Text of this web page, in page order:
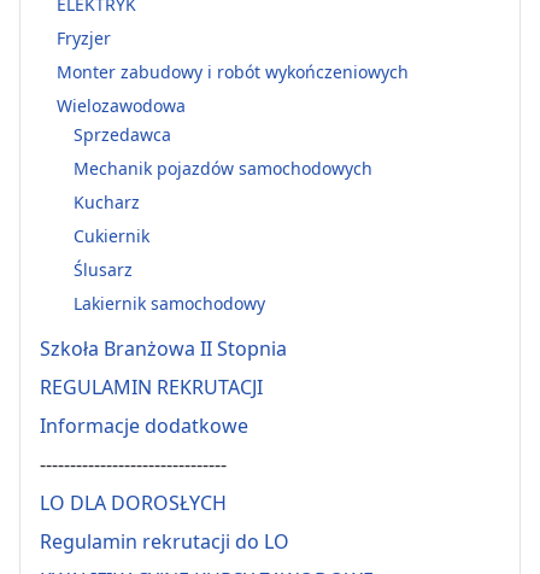
Fryzjer
Monter zabudowy i robót wykończeniowych
Wielozawodowa
Sprzedawca
Mechanik pojazdów samochodowych
Kucharz
Cukiernik
Ślusarz
Lakiernik samochodowy
Szkoła Branżowa II Stopnia
REGULAMIN REKRUTACJI
Informacje dodatkowe
-------------------------------
LO DLA DOROSŁYCH
Regulamin rekrutacji do LO